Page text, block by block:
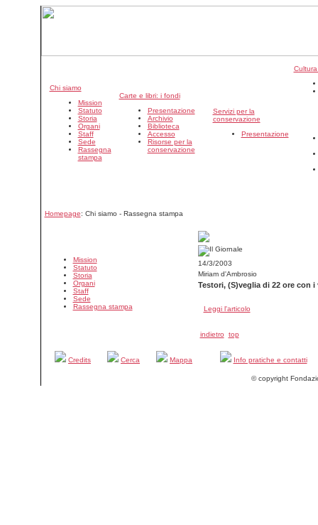
Chi siamo
Mission
Statuto
Storia
Organi
Staff
Sede
Rassegna
stampa
Carte e libri: i fondi
Presentazione
Archivio
Biblioteca
Accesso
Risorse per la
conservazione
Servizi per la
conservazione
Presentazione
Homepage: Chi siamo - Rassegna stampa
Mission
Statuto
Storia
Organi
Staff
Sede
Rassegna stampa
14/3/2003
Miriam d'Ambrosio
Testori, (S)veglia di 22 ore con i
Leggi l'articolo
indietro top
Credits Cerca Mappa Info pratiche e contatti
© copyright